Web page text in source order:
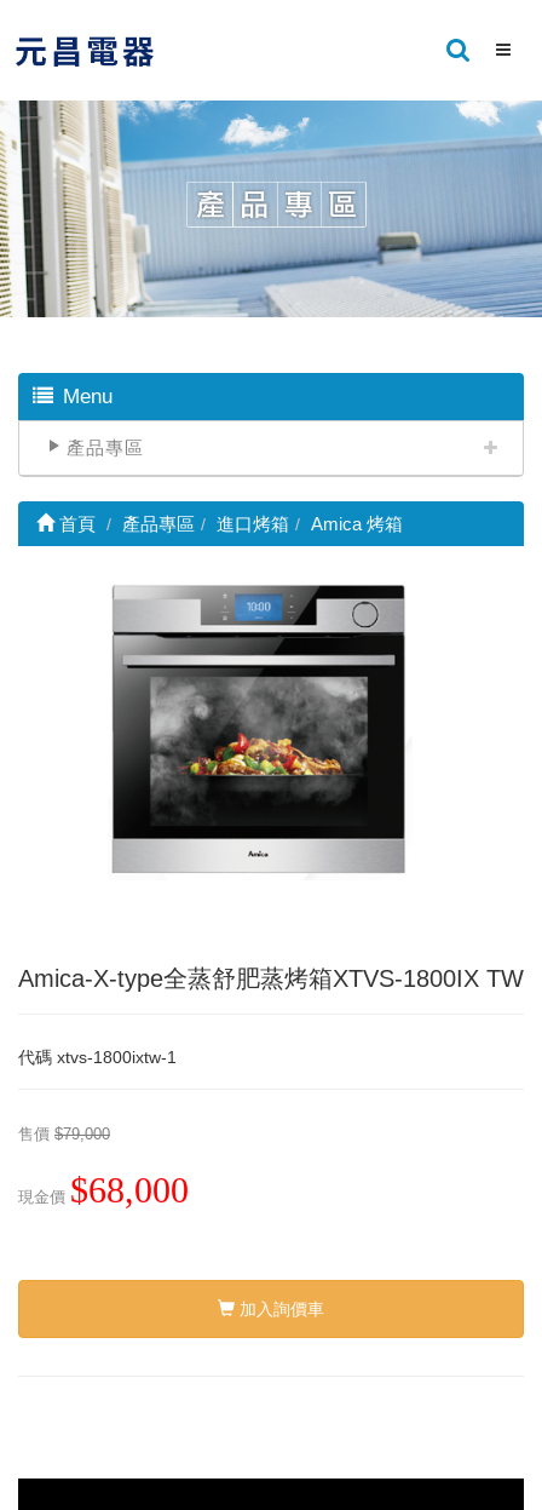
Menu
產品專區
首頁 產品專區 進口烤箱 Amica 烤箱
Amica-X-type全蒸舒肥蒸烤箱XTVS-1800IX TW
代碼 xtvs-1800ixtw-1
售價 $79,000
現金價 $68,000
加入詢價車